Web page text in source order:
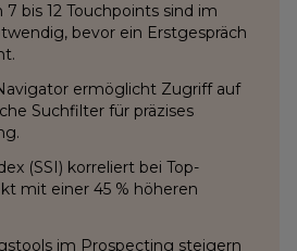
bis 12 Touchpoints sind im
bevor ein Erstgespräch
ermöglicht Zugriff auf
Suchfilter für präzises
(SSI) korreliert bei Top-
mit einer 45 % höheren
im Prospecting steigern